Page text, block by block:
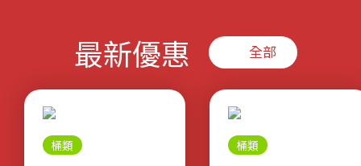
最新優惠 全部
桶類 桶類